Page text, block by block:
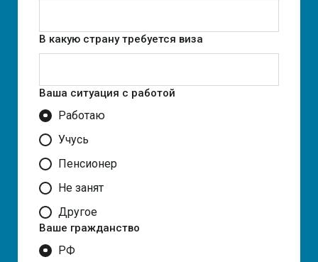
В какую страну требуется виза
Ваша ситуация с работой
Работаю
Учусь
Пенсионер
Не занят
Другое
Ваше гражданство
РФ